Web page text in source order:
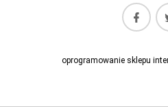
oprogramowanie sklepu